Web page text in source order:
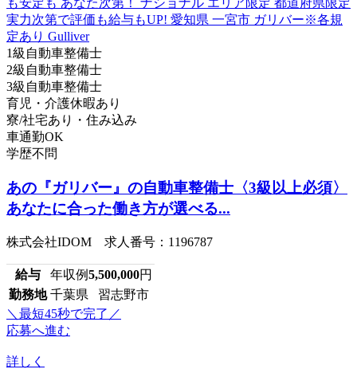
1級自動車整備士
2級自動車整備士
3級自動車整備士
育児・介護休暇あり
寮/社宅あり・住み込み
車通勤OK
学歴不問
あの『ガリバー』の自動車整備士〈3級以上必須〉
あなたに合った働き方が選べる...
株式会社IDOM 求人番号：1196787
給与 年収例5,500,000円
勤務地 千葉県 習志野市
＼最短45秒で完了／
応募へ進む
詳しく